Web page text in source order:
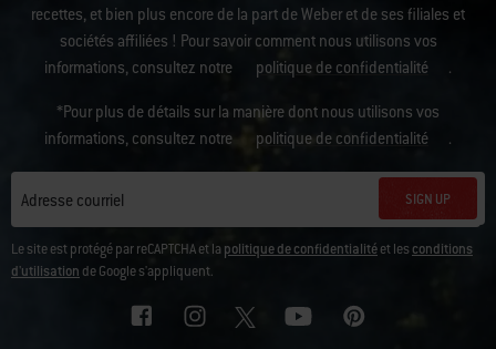
recettes, et bien plus encore de la part de Weber et de ses filiales et
sociétés affiliées ! Pour savoir comment nous utilisons vos
informations, consultez notre
politique de confidentialité .
*Pour plus de détails sur la manière dont nous utilisons vos
informations, consultez notre
politique de confidentialité .
Adresse courriel SIGN UP
Le site est protégé par reCAPTCHA et la politique de confidentialitéet les conditions
d'utilisation de Google s'appliquent.